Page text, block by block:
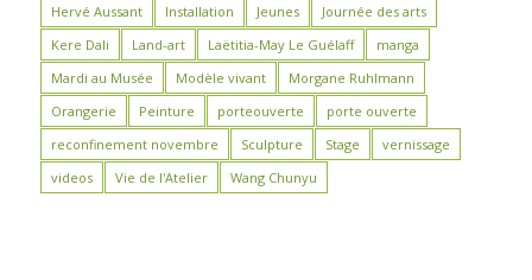
Hervé Aussant
Installation Jeunes
Journée des arts
Kere Dali
Land-art Laëtitia-May Le Guélaff
manga
Mardi au Musée
Modèle vivant
Morgane Ruhlmann
Orangerie
Peinture porteouverte
porte ouverte
reconfinement novembre
Sculpture Stage
vernissage
videos
Vie de l'Atelier Wang Chunyu